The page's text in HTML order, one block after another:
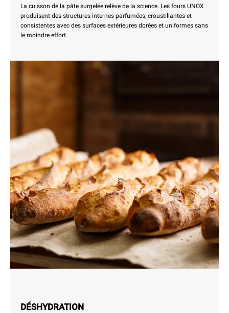
La cuisson de la pâte surgelée relève de la science. Les fours UNOX
produisent des structures internes parfumées, croustillantes et
consistentes avec des surfaces extérieures dorées et uniformes sans
le moindre effort.
DÉSHYDRATION